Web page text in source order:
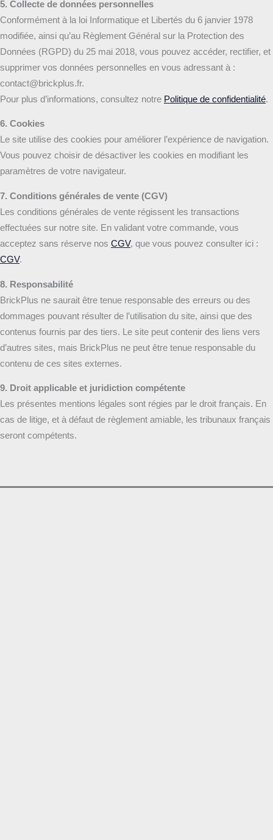
5. Collecte de données personnelles
Conformément à la loi Informatique et Libertés du 6 janvier 1978
modifiée, ainsi qu’au Règlement Général sur la Protection des
Données (RGPD) du 25 mai 2018, vous pouvez accéder, rectifier, et
supprimer vos données personnelles en vous adressant à :
contact@brickplus.fr.
Pour plus d’informations, consultez notre Politique de confidentialité.
6. Cookies
Le site utilise des cookies pour améliorer l’expérience de navigation.
Vous pouvez choisir de désactiver les cookies en modifiant les
paramètres de votre navigateur.
7. Conditions générales de vente (CGV)
Les conditions générales de vente régissent les transactions
effectuées sur notre site. En validant votre commande, vous
acceptez sans réserve nos CGV, que vous pouvez consulter ici :
CGV.
8. Responsabilité
BrickPlus ne saurait être tenue responsable des erreurs ou des
dommages pouvant résulter de l’utilisation du site, ainsi que des
contenus fournis par des tiers. Le site peut contenir des liens vers
d’autres sites, mais BrickPlus ne peut être tenue responsable du
contenu de ces sites externes.
9. Droit applicable et juridiction compétente
Les présentes mentions légales sont régies par le droit français. En
cas de litige, et à défaut de règlement amiable, les tribunaux français
seront compétents.